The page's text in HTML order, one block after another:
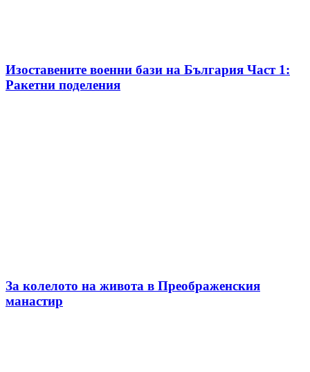
Изоставените военни бази на България Част 1:
Ракетни поделения
За колелото на живота в Преображенския
манастир